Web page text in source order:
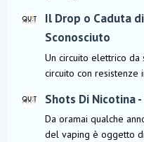
Il Drop o Caduta
Sconosciuto
Un circuito elettrico da
circuito con resistenze
Shots Di Nicotina -
Da oramai qualche
del vaping è oggetto